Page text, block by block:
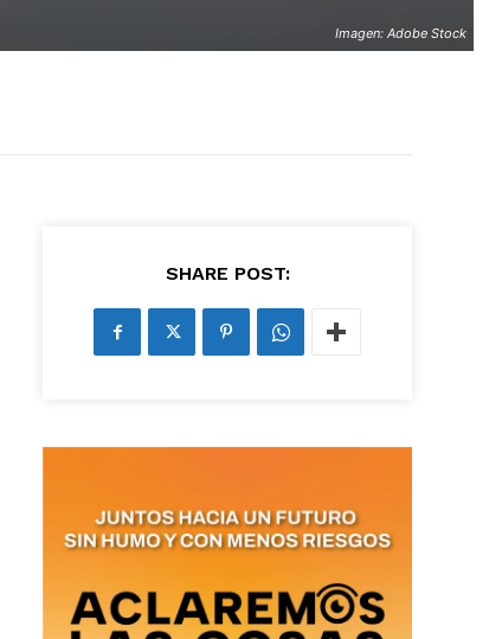
y recibe todas las
daños en tu correo
Imagen: Adobe Stock
SHARE POST: